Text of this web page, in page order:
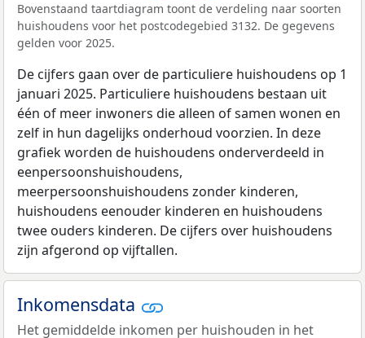
Bovenstaand taartdiagram toont de verdeling naar soorten
huishoudens voor het postcodegebied 3132. De gegevens
gelden voor 2025.
De cijfers gaan over de particuliere huishoudens op 1
januari 2025. Particuliere huishoudens bestaan uit
één of meer inwoners die alleen of samen wonen en
zelf in hun dagelijks onderhoud voorzien. In deze
grafiek worden de huishoudens onderverdeeld in
eenpersoonshuishoudens,
meerpersoonshuishoudens zonder kinderen,
huishoudens eenouder kinderen en huishoudens
twee ouders kinderen. De cijfers over huishoudens
zijn afgerond op vijftallen.
Inkomensdata
Het gemiddelde inkomen per huishouden in het